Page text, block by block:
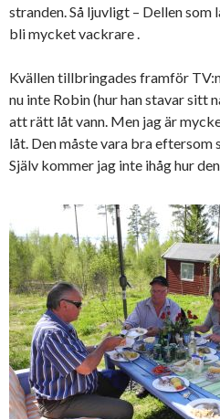
stranden. Så ljuvligt – Dellen
bli mycket vackrare .
Kvällen tillbringades framför
nu inte Robin (hur han stavar sitt
att rätt låt vann. Men jag är
låt. Den måste vara bra eftersom
Själv kommer jag inte ihåg hur